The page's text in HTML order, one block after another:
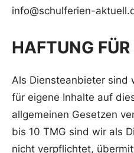
info@schulferien-
HAFTUNG
Als Diensteanbieter sind
für eigene Inhalte auf
allgemeinen Gesetzen
bis 10 TMG sind wir als
nicht verpflichtet,